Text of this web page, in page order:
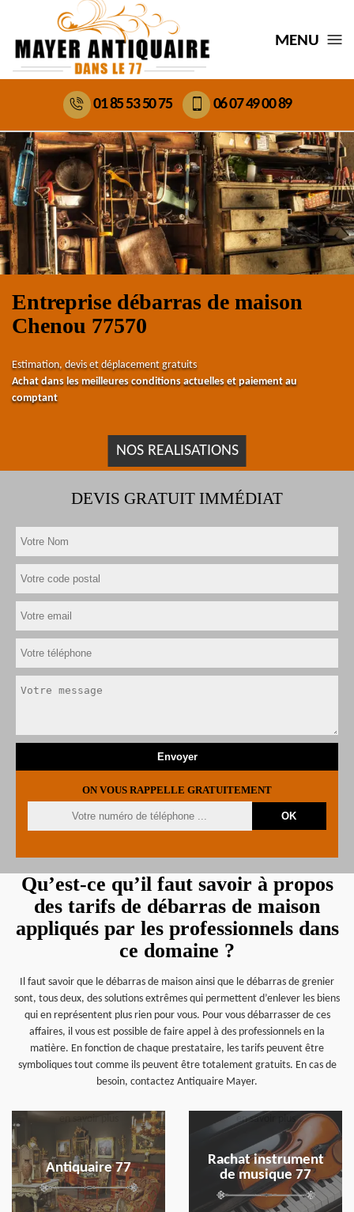
MENU
01 85 53 50 75 06 07 49 00 89
Entreprise débarras de maison
Chenou 77570
Estimation, devis et déplacement gratuits
Achat dans les meilleures conditions actuelles et paiement au
comptant
NOS REALISATIONS
DEVIS GRATUIT IMMÉDIAT
ON VOUS RAPPELLE GRATUITEMENT
Qu’est-ce qu’il faut savoir à propos
des tarifs de débarras de maison
appliqués par les professionnels dans
ce domaine ?
Il faut savoir que le débarras de maison ainsi que le débarras de grenier
sont, tous deux, des solutions extrêmes qui permettent d’enlever les biens
qui en représentent plus rien pour vous. Pour vous débarrasser de ces
affaires, il vous est possible de faire appel à des professionnels en la
matière. En fonction de chaque prestataire, les tarifs peuvent être
symboliques tout comme ils peuvent être totalement gratuits. En cas de
besoin, contactez Antiquaire Mayer.
Antiquaire 77
en savoir plus
Rachat instrument
de musique 77
en savoir plus